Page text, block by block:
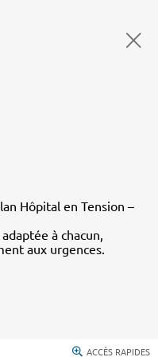
Hôpital en Tension –
à chacun,
aux urgences.
ACCÈS RAPIDES